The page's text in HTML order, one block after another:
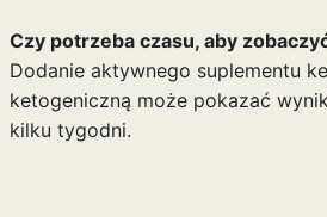
Czy potrzeba czasu, aby
Dodanie aktywnego suplementu
ketogeniczną może pokazać
kilku tygodni.